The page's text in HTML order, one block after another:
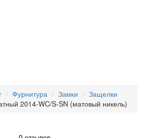
Фурнитура Замки
Защелки
2014-WC/S-SN (матовый никель)